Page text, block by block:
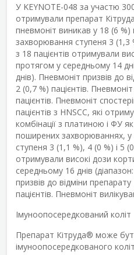
У KEYNOTE-048 за участю 300
отримували препарат Кітруда
пневмоніт виникав у 18 (6 %)
захворювання ступеня 3 (1,3
з 18 пацієнтів отримували
протягом у середньому 14
днів). Пневмоніт призвів до
2 (0,7 %) пацієнтів.
пацієнтів. Пневмоніт
пацієнтів з HNSCC, які
комбінації з платиною і ФУ
поширених захворюваннях, у
ступеня 3 (1,1 %), 4 (0 %) і 5
отримували високі дози
середньому 16 днів
призвів до відміни препарату
пацієнтів. Пневмоніт
Імуноопосередкований коліт
Препарат Кітруда® може
імуноопосередкованого